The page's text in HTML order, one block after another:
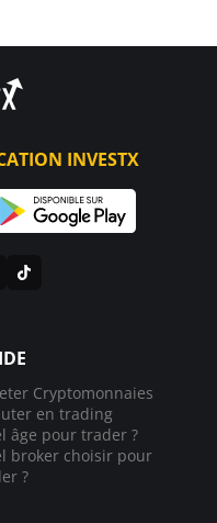
INVESTX
Cryptomonnaies
en trading
âge pour trader ?
broker choisir pour
?